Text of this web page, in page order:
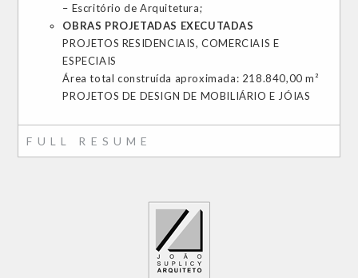
– Escritório de Arquitetura;
OBRAS PROJETADAS EXECUTADAS
PROJETOS RESIDENCIAIS, COMERCIAIS E
ESPECIAIS
Área total construída aproximada: 218.840,00 m²
PROJETOS DE DESIGN DE MOBILIÁRIO E JÓIAS
FULL RESUME